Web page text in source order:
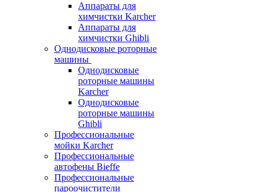
Аппараты для
химчистки Karcher
Аппараты для
химчистки Ghibli
Однодисковые роторные
машины
Однодисковые
роторные машины
Karcher
Однодисковые
роторные машины
Ghibli
Профессиональные
мойки Karcher
Профессиональные
автофены Bieffe
Профессиональные
пароочистители